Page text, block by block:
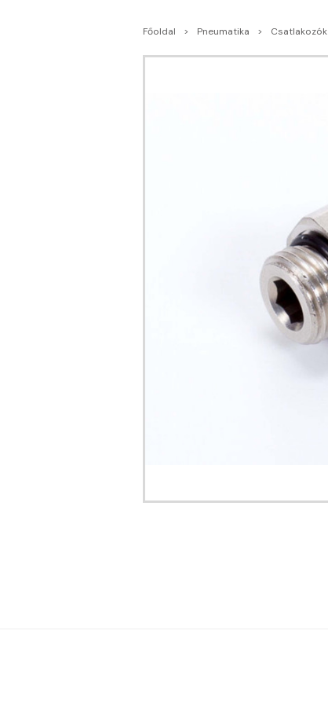
Főoldal Pneumatika Csatlakozók